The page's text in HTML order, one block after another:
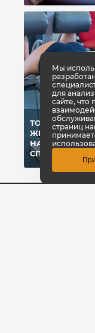
TOP 10
ЖЕНЩИН,
НАДО ИДТИ В
СПОРТЗАЛ
Мы
для
сайте, что
страниц